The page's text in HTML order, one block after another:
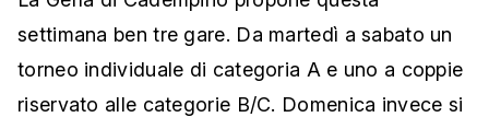
settimana ben tre gare. Da martedì a sabato un
torneo individuale di categoria A e uno a coppie
riservato alle categorie B/C. Domenica invece si